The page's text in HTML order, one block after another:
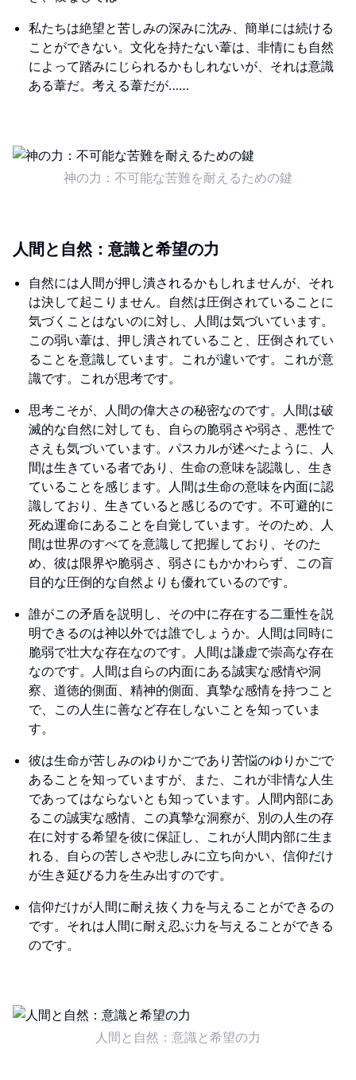
私たちは絶望と苦しみの深みに沈み、簡単には続ける
ことができない。文化を持たない葦は、非情にも自然
によって踏みにじられるかもしれないが、それは意識
ある葦だ。考える葦だが……
神の力：不可能な苦難を耐えるための鍵
人間と自然：意識と希望の力
自然には人間が押し潰されるかもしれませんが、それ
は決して起こりません。自然は圧倒されていることに
気づくことはないのに対し、人間は気づいています。
この弱い葦は、押し潰されていること、圧倒されてい
ることを意識しています。これが違いです。これが意
識です。これが思考です。
思考こそが、人間の偉大さの秘密なのです。人間は破
滅的な自然に対しても、自らの脆弱さや弱さ、悪性で
さえも気づいています。パスカルが述べたように、人
間は生きている者であり、生命の意味を認識し、生き
ていることを感じます。人間は生命の意味を内面に認
識しており、生きていると感じるのです。不可避的に
死ぬ運命にあることを自覚しています。そのため、人
間は世界のすべてを意識して把握しており、そのた
め、彼は限界や脆弱さ、弱さにもかかわらず、この盲
目的な圧倒的な自然よりも優れているのです。
誰がこの矛盾を説明し、その中に存在する二重性を説
明できるのは神以外では誰でしょうか。人間は同時に
脆弱で壮大な存在なのです。人間は謙虚で崇高な存在
なのです。人間は自らの内面にある誠実な感情や洞
察、道徳的側面、精神的側面、真摯な感情を持つこと
で、この人生に善など存在しないことを知っていま
す。
彼は生命が苦しみのゆりかごであり苦悩のゆりかごで
あることを知っていますが、また、これが非情な人生
であってはならないとも知っています。人間内部にあ
るこの誠実な感情、この真摯な洞察が、別の人生の存
在に対する希望を彼に保証し、これが人間内部に生ま
れる、自らの苦しさや悲しみに立ち向かい、信仰だけ
が生き延びる力を生み出すのです。
信仰だけが人間に耐え抜く力を与えることができるの
です。それは人間に耐え忍ぶ力を与えることができる
のです。
人間と自然：意識と希望の力